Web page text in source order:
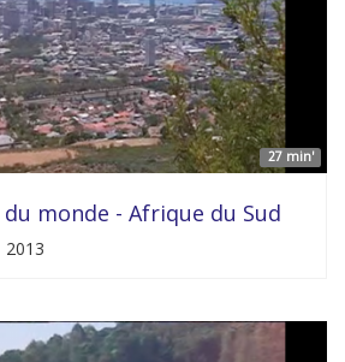
27 min'
monde - Afrique du Sud